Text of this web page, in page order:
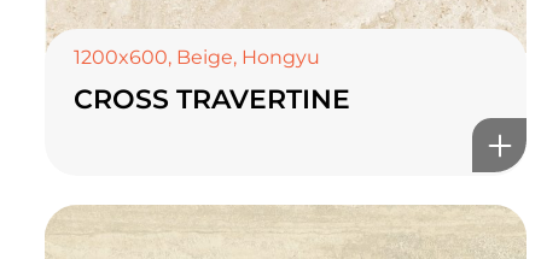
1200x600, Beige, Hongyu
CROSS TRAVERTINE